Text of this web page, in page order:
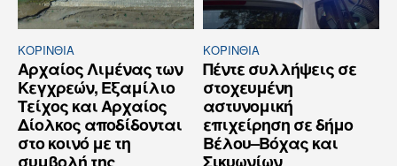
ΚΟΡΙΝΘΊΑ
Αρχαίος Λιμένας των
Κεγχρεών, Εξαμίλιο
Τείχος και Aρχαίος
Δίολκος αποδίδονται
στο κοινό με τη
συμβολή της
ΚΟΡΙΝΘΊΑ
Πέντε συλλήψεις σε
στοχευμένη
αστυνομική
επιχείρηση σε δήμο
Βέλου–Βόχας και
Σικυωνίων